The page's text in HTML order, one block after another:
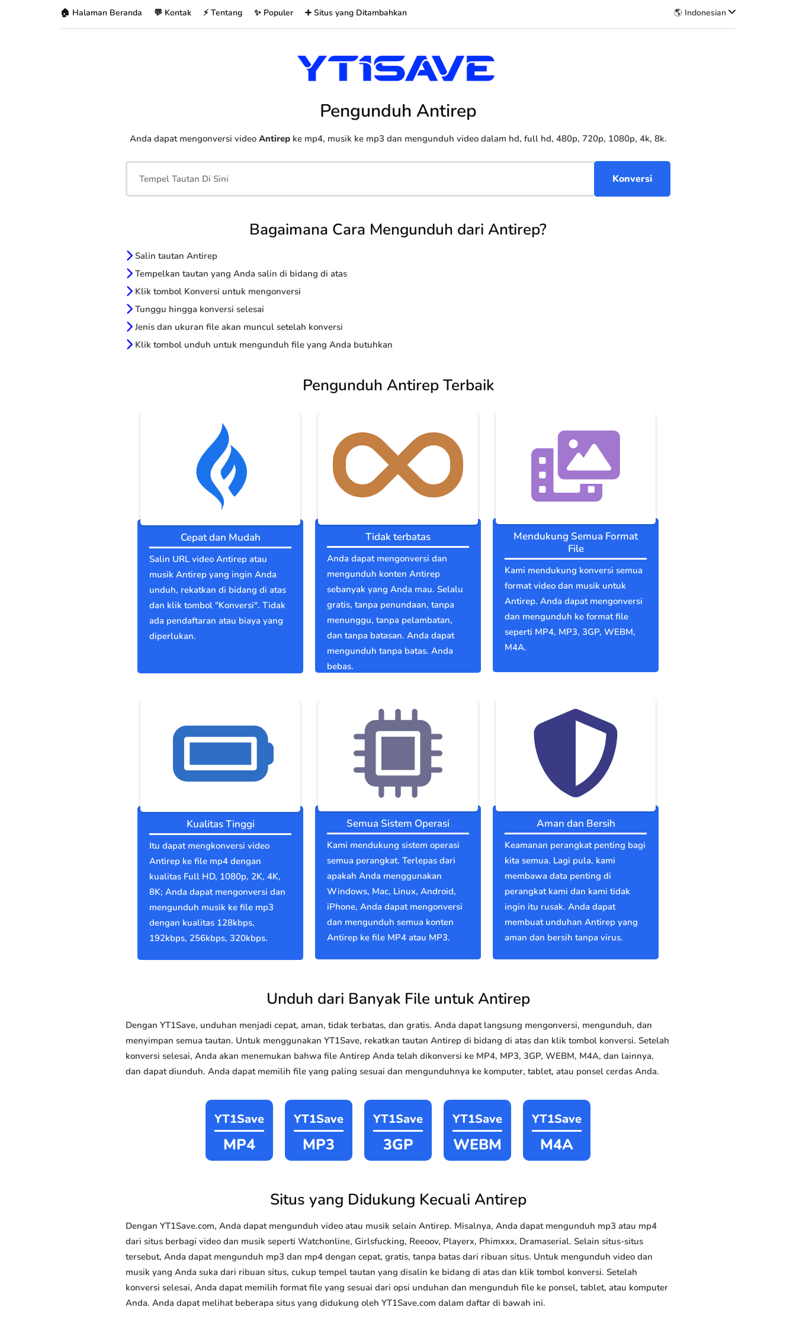
🏠 Halaman Beranda 💬 Kontak ⚡ Tentang ✨ Populer ➕ Situs yang Ditambahkan 🌎 Indonesian
Pengunduh Antirep
Anda dapat mengonversi video Antirepke mp4, musik ke mp3 dan mengunduh video dalam hd, full hd, 480p, 720p, 1080p, 4k, 8k.
Bagaimana Cara Mengunduh dari Antirep?
Salin tautan Antirep
Tempelkan tautan yang Anda salin di bidang di atas
Klik tombol Konversi untuk mengonversi
Tunggu hingga konversi selesai
Jenis dan ukuran file akan muncul setelah konversi
Klik tombol unduh untuk mengunduh file yang Anda butuhkan
Pengunduh Antirep Terbaik
Cepat dan Mudah
Salin URL video Antirep atau
musik Antirep yang ingin Anda
unduh, rekatkan di bidang di atas
dan klik tombol "Konversi". Tidak
ada pendaftaran atau biaya yang
diperlukan.
Tidak terbatas
Anda dapat mengonversi dan
mengunduh konten Antirep
sebanyak yang Anda mau. Selalu
gratis, tanpa penundaan, tanpa
menunggu, tanpa pelambatan,
dan tanpa batasan. Anda dapat
mengunduh tanpa batas. Anda
bebas.
Mendukung Semua Format
File
Kami mendukung konversi semua
format video dan musik untuk
Antirep. Anda dapat mengonversi
dan mengunduh ke format file
seperti MP4, MP3, 3GP, WEBM,
M4A.
Kualitas Tinggi
Itu dapat mengkonversi video
Antirep ke file mp4 dengan
kualitas Full HD, 1080p, 2K, 4K,
8K; Anda dapat mengonversi dan
mengunduh musik ke file mp3
dengan kualitas 128kbps,
192kbps, 256kbps, 320kbps.
Semua Sistem Operasi
Kami mendukung sistem operasi
semua perangkat. Terlepas dari
apakah Anda menggunakan
Windows, Mac, Linux, Android,
iPhone, Anda dapat mengonversi
dan mengunduh semua konten
Antirep ke file MP4 atau MP3.
Aman dan Bersih
Keamanan perangkat penting bagi
kita semua. Lagi pula, kami
membawa data penting di
perangkat kami dan kami tidak
ingin itu rusak. Anda dapat
membuat unduhan Antirep yang
aman dan bersih tanpa virus.
Unduh dari Banyak File untuk Antirep
Dengan YT1Save, unduhan menjadi cepat, aman, tidak terbatas, dan gratis. Anda dapat langsung mengonversi, mengunduh, dan
menyimpan semua tautan. Untuk menggunakan YT1Save, rekatkan tautan Antirep di bidang di atas dan klik tombol konversi. Setelah
konversi selesai, Anda akan menemukan bahwa file Antirep Anda telah dikonversi ke MP4, MP3, 3GP, WEBM, M4A, dan lainnya,
dan dapat diunduh. Anda dapat memilih file yang paling sesuai dan mengunduhnya ke komputer, tablet, atau ponsel cerdas Anda.
YT1Save
MP4
YT1Save
MP3
YT1Save
3GP
YT1Save
WEBM
YT1Save
M4A
Situs yang Didukung Kecuali Antirep
Dengan YT1Save.com, Anda dapat mengunduh video atau musik selain Antirep. Misalnya, Anda dapat mengunduh mp3 atau mp4
dari situs berbagi video dan musik seperti Watchonline, Girlsfucking, Reeoov, Playerx, Phimxxx, Dramaserial. Selain situs-situs
tersebut, Anda dapat mengunduh mp3 dan mp4 dengan cepat, gratis, tanpa batas dari ribuan situs. Untuk mengunduh video dan
musik yang Anda suka dari ribuan situs, cukup tempel tautan yang disalin ke bidang di atas dan klik tombol konversi. Setelah
konversi selesai, Anda dapat memilih format file yang sesuai dari opsi unduhan dan mengunduh file ke ponsel, tablet, atau komputer
Anda. Anda dapat melihat beberapa situs yang didukung oleh YT1Save.com dalam daftar di bawah ini.